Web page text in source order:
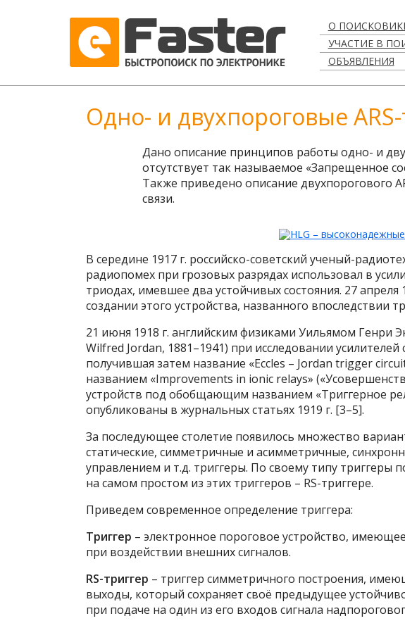
О
УЧАСТИЕ В
ОБЪЯВЛЕНИЯ
Одно- и двухпороговые
Дано описание принципов работы одно- и
отсутствует так называемое «Запрещенное
Также приведено описание двухпорогового
связи.
В середине 1917 г. российско-советский ученый-
радиопомех при грозовых разрядах использовал в
триодах, имевшее два устойчивых состояния. 27
создании этого устройства, названного впоследствии
21 июня 1918 г. английским физиками Уильямом Генри
Wilfred Jordan, 1881–1941) при исследовании
получившая затем название «Eccles – Jordan trigger
названием «Improvements in ionic relays»
устройств под обобщающим названием «Триггерное
опубликованы в журнальных статьях 1919 г. [3–5].
За последующее столетие появилось множество
статические, симметричные и асимметричные,
управлением и т.д. триггеры. По своему типу триггеры
на самом простом из этих триггеров – RS-триггере.
Приведем современное определение триггера:
Триггер – электронное пороговое устройство,
при воздействии внешних сигналов.
RS-триггер – триггер симметричного построения,
выходы, который сохраняет своё предыдущее
при подаче на один из его входов сигнала